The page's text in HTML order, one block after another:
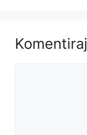
Komentiraj